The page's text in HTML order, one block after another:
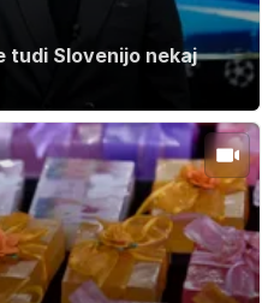
tudi Slovenijo nekaj